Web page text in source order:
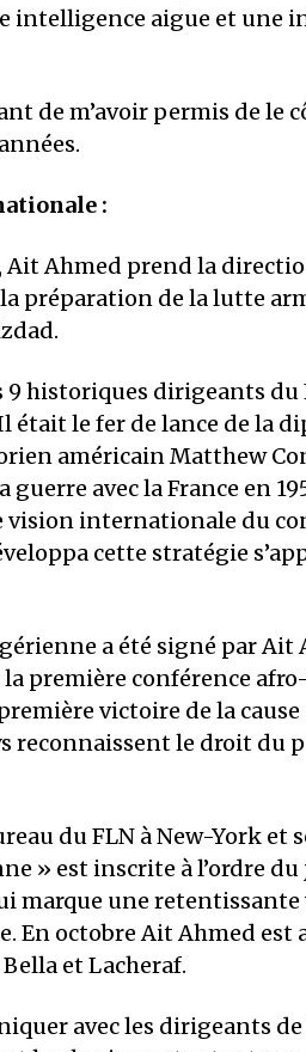
intelligence aigue et une
de m’avoir permis de le
:
Ait Ahmed prend la
préparation de la lutte
9 historiques dirigeants
était le fer de lance de la
américain Matthew
avec la France en
internationale du
cette stratégie
a été signé par Ait
première conférence
victoire de la
reconnaissent le droit du
du FLN à New-York et
» est inscrite à l’ordre du
marque une
En octobre Ait Ahmed est
et Lacheraf.
avec les dirigeants